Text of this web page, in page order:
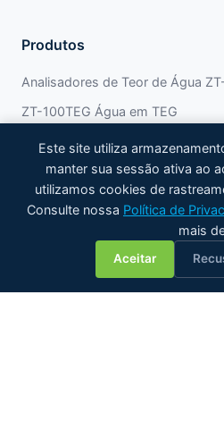
Este site utiliza
manter sua sessão ativa ao
utilizamos cookies de
Consulte nossa Política de
mais
Aceitar
Produtos
Analisadores de Teor de Água
ZT-100TEG Água em TEG
ZT-100 Água em Óleo
Misturadores Estáticos ZTMX
Todos os Produtos
Teor de Água em Petróleo Bruto